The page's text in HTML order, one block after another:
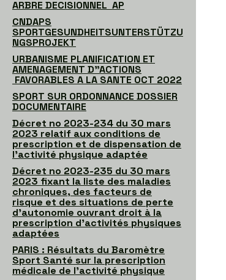
ARBRE DECISIONNEL AP
CNDAPS
SPORTGESUNDHEITSUNTERSTÜTZU
NGSPROJEKT
URBANISME PLANIFICATION ET
AMENAGEMENT D"ACTIONS
FAVORABLES A LA SANTE OCT 2022
SPORT SUR ORDONNANCE DOSSIER
DOCUMENTAIRE
Décret no 2023-234 du 30 mars
2023 relatif aux conditions de
prescription et de dispensation de
l’activité physique adaptée
Décret no 2023-235 du 30 mars
2023 fixant la liste des maladies
chroniques, des facteurs de
risque et des situations de perte
d’autonomie ouvrant droit à la
prescription d’activités physiques
adaptées
PARIS : Résultats du Baromètre
Sport Santé sur la prescription
médicale de l’activité physique